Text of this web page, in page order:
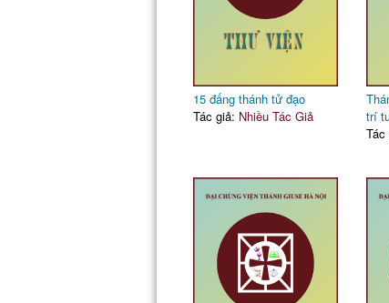
15 đấng thánh tử đạo
Tác giả: Nhiều Tác Giả
trí
Tác